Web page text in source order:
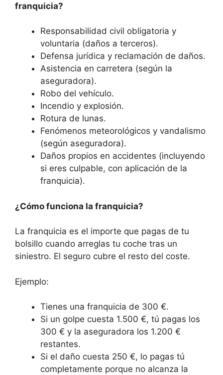
franquicia?
Responsabilidad civil obligatoria y
voluntaria (daños a terceros).
Defensa jurídica y reclamación de daños.
Asistencia en carretera (según la
aseguradora).
Robo del vehículo.
Incendio y explosión.
Rotura de lunas.
Fenómenos meteorológicos y vandalismo
(según aseguradora).
Daños propios en accidentes (incluyendo
si eres culpable, con aplicación de la
franquicia).
¿Cómo funciona la franquicia?
La franquicia es el importe que pagas de tu
bolsillo cuando arreglas tu coche tras un
siniestro. El seguro cubre el resto del coste.
Ejemplo:
Tienes una franquicia de 300 €.
Si un golpe cuesta 1.500 €, tú pagas los
300 € y la aseguradora los 1.200 €
restantes.
Si el daño cuesta 250 €, lo pagas tú
completamente porque no alcanza la